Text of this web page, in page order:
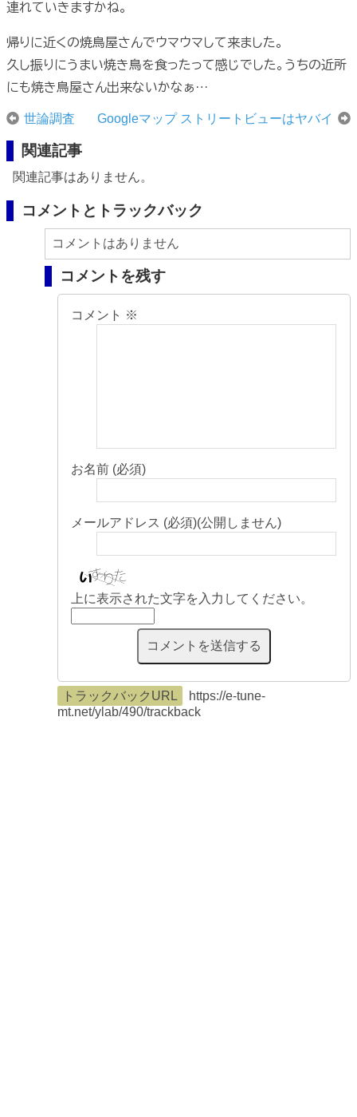
連れていきますかね。
帰りに近くの焼鳥屋さんでウマウマして来ました。
久し振りにうまい焼き鳥を食ったって感じでした。うちの近所
にも焼き鳥屋さん出来ないかなぁ…
世論調査 Googleマップ ストリートビューはヤバイ
関連記事
関連記事はありません。
コメントとトラックバック
コメントはありません
コメントを残す
コメント ※
お名前 (必須)
メールアドレス (必須)(公開しません)
上に表示された文字を入力してください。
トラックバックURL
https://e-tune-
mt.net/ylab/490/trackback